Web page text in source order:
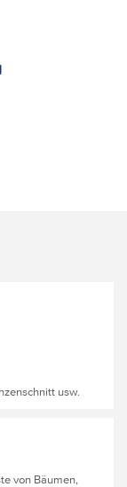
usw.
von Bäumen,